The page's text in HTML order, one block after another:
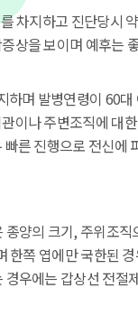
차지하고 진단당시
상을 보이며 예후는
하며 발병연령이 60
이나 주변조직에 대
른 진행으로 전신에
양의 크기, 주위조
한쪽 엽에만 국한된
우에는 갑상선 전